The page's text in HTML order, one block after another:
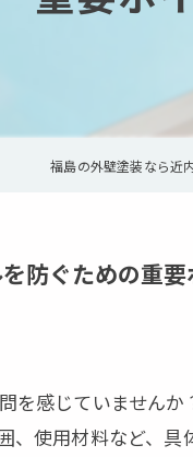
福島の外壁塗装なら近
防ぐための重
を感じていません
、使用材料など、